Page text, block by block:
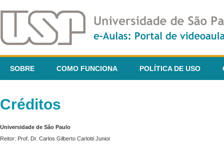
SOBRE COMO FUNCIONA POLÍTICA DE USO
Créditos
Universidade de São Paulo
Reitor: Prof. Dr. Carlos Gilberto Carlotti Junior